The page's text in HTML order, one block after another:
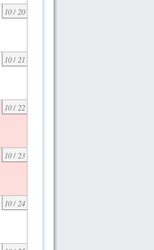
10/ 20
10/ 21
10/ 22
10/ 23
10/ 24